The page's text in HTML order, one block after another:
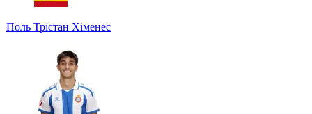
Поль Трістан Хіменес